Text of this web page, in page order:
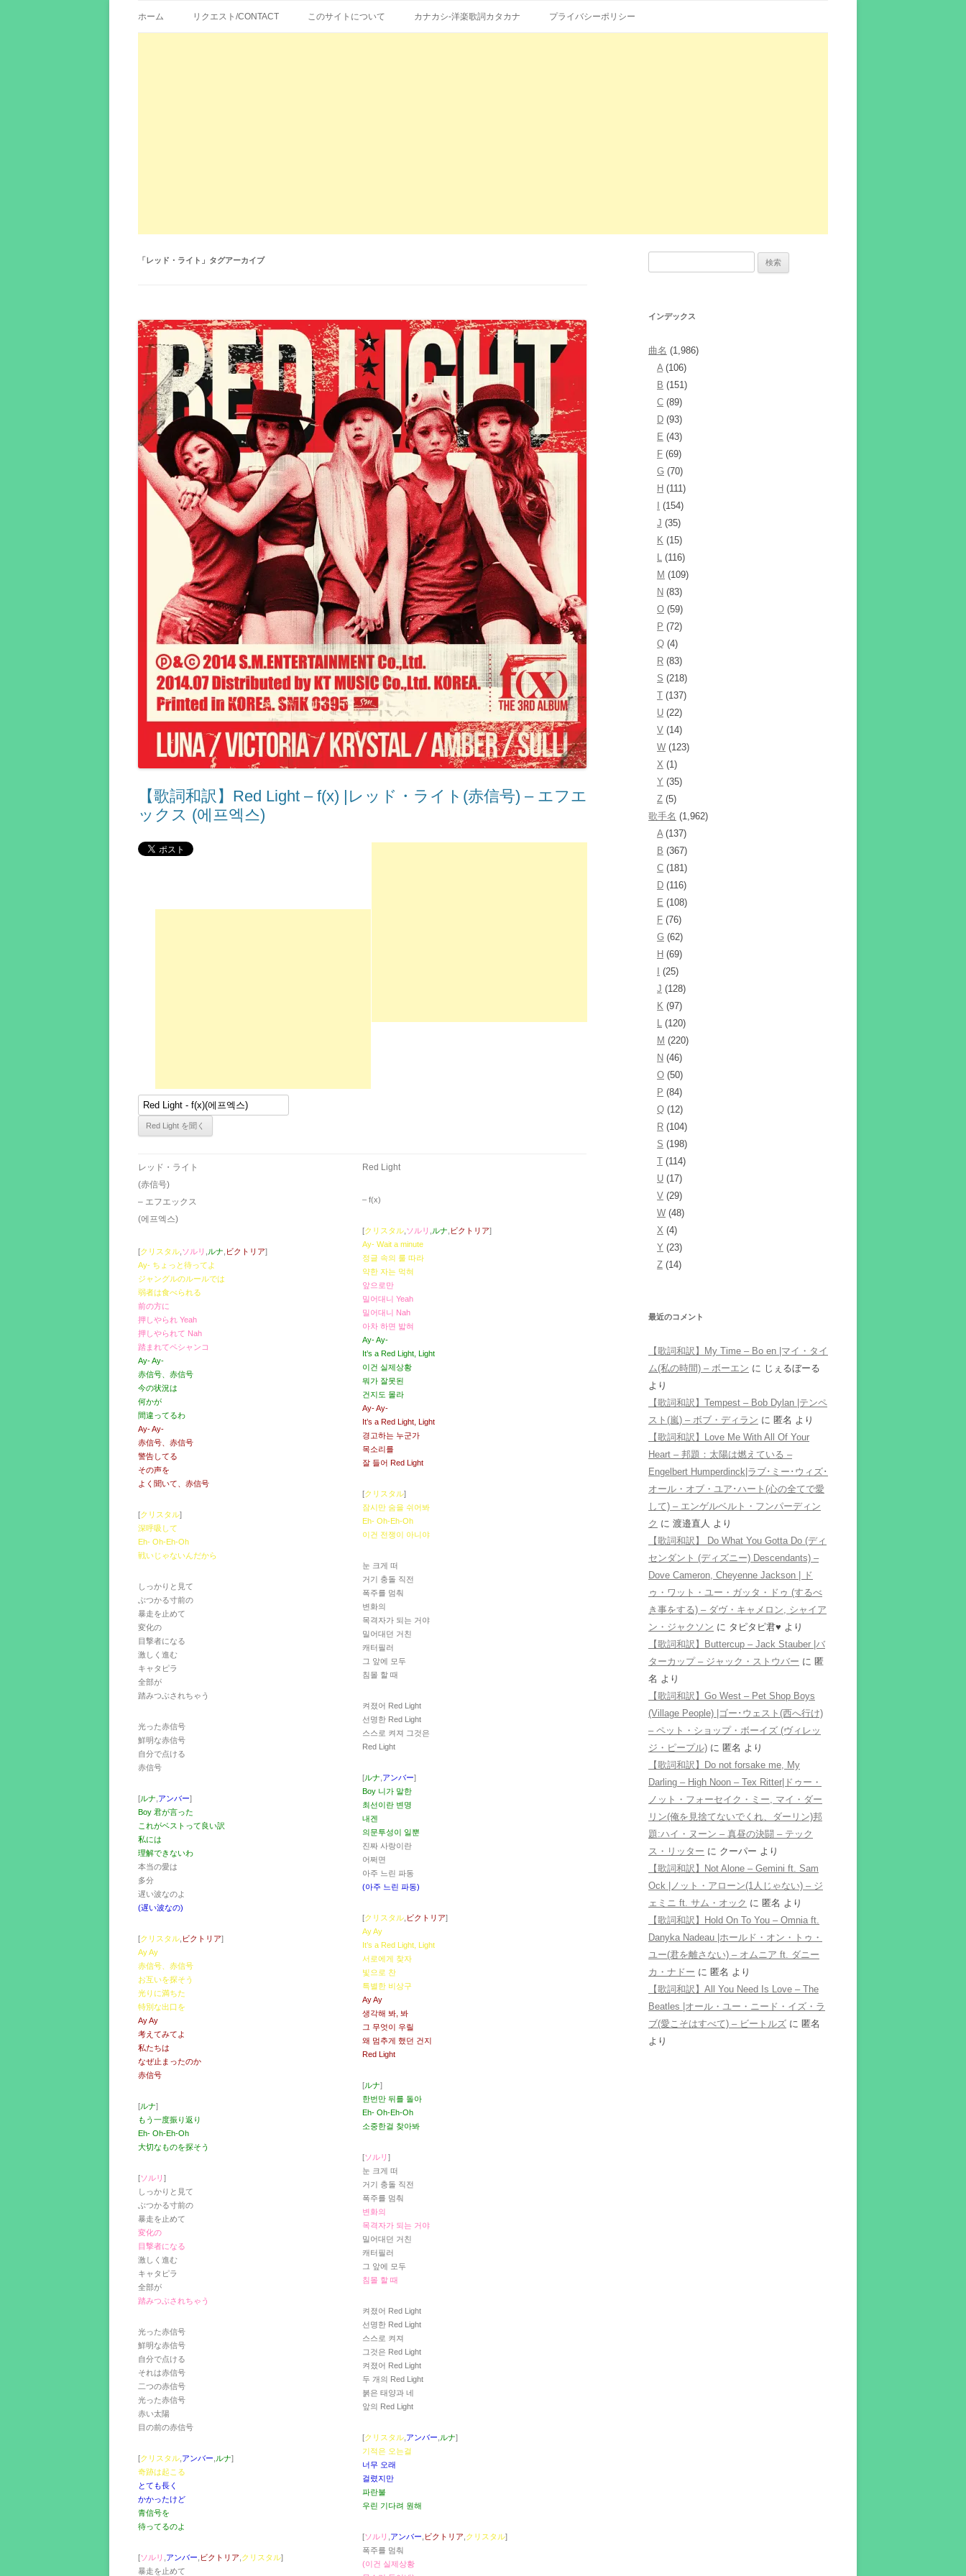
エイカシ | 洋楽歌詞の和訳、英語の意味、読み方
ン
ン
ホーム リクエスト/CONTACT このサイトについて カナカシ-洋楽歌詞カタカナ プライバシーポリシー
「レッド・ライト 」タグアーカイブ
【歌詞和訳】Red Light – ​f(x) |レッド・ライト(赤信号) – エフエ
ックス (에프엑스)
レッド・ライト
(赤信号)
– エフエックス
(에프엑스)
[クリスタル ソルリ ルナ ビクトリア]
Ay- ちょっと待ってよ
ジャングルのルールでは
弱者は食べられる
前の方に
押しやられ Yeah
押しやられて Nah
踏まれてペシャンコ
Ay- Ay-
赤信号、赤信号
今の状況は
何かが
間違ってるわ
Ay- Ay-
赤信号、赤信号
警告してる
その声を
よく聞いて、赤信号
[クリスタル]
深呼吸して
Eh- Oh-Eh-Oh
戦いじゃないんだから
しっかりと見て
ぶつかる寸前の
暴走を止めて
変化の
目撃者になる
激しく進む
キャタピラ
全部が
踏みつぶされちゃう
光った赤信号
鮮明な赤信号
自分で点ける
赤信号
[ルナ アンバー]
Boy 君が言った
これがベストって良い訳
私には
理解できないわ
本当の愛は
多分
遅い波なのよ
(遅い波なの)
[クリスタル ビクトリア]
Ay Ay
赤信号、赤信号
お互いを探そう
光りに満ちた
特別な出口を
Ay Ay
考えてみてよ
私たちは
なぜ止まったのか
赤信号
[ルナ]
もう一度振り返り
Eh- Oh-Eh-Oh
大切なものを探そう
[ソルリ ]
しっかりと見て
ぶつかる寸前の
暴走を止めて
変化の
目撃者になる
激しく進む
キャタピラ
全部が
踏みつぶされちゃう
光った赤信号
鮮明な赤信号
自分で点ける
それは赤信号
二つの赤信号
光った赤信号
赤い太陽
目の前の赤信号
[クリスタル アンバー ルナ]
奇跡は起こる
とても長く
かかったけど
青信号を
待ってるのよ
[ソルリ アンバー ビクトリア クリスタル]
暴走を止めて
Red Light
– ​f(x)
[クリスタル ソルリ ルナ ビクトリア]
Ay- Wait a minute
정글 속의 룰 따라
약한 자는 먹혀
앞으로만
밀어대니 Yeah
밀어대니 Nah
아차 하면 밟혀
Ay- Ay-
It’s a Red Light, Light
이건 실제상황
뭐가 잘못된
건지도 몰라
Ay- Ay-
It’s a Red Light, Light
경고하는 누군가
목소리를
잘 들어 Red Light
[クリスタル]
잠시만 숨을 쉬어봐
Eh- Oh-Eh-Oh
이건 전쟁이 아니야
눈 크게 떠
거기 충돌 직전
폭주를 멈춰
변화의
목격자가 되는 거야
밀어대던 거친
캐터필러
그 앞에 모두
침몰 할 때
켜졌어 Red Light
선명한 Red Light
스스로 켜져 그것은
Red Light
[ルナ アンバー]
Boy 니가 말한
최선이란 변명
내겐
의문투성이 일뿐
진짜 사랑이란
어쩌면
아주 느린 파동
(아주 느린 파동)
[クリスタル ビクトリア]
Ay Ay
It’s a Red Light, Light
서로에게 찾자
빛으로 찬
특별한 비상구
Ay Ay
생각해 봐, 봐
그 무엇이 우릴
왜 멈추게 했던 건지
Red Light
[ルナ]
한번만 뒤를 돌아
Eh- Oh-Eh-Oh
소중한걸 찾아봐
[ソルリ ]
눈 크게 떠
거기 충돌 직전
폭주를 멈춰
변화의
목격자가 되는 거야
밀어대던 거친
캐터필러
그 앞에 모두
침몰 할 때
켜졌어 Red Light
선명한 Red Light
스스로 켜져
그것은 Red Light
켜졌어 Red Light
두 개의 Red Light
붉은 태양과 네
앞의 Red Light
[クリスタル アンバー ルナ]
기적은 오는걸
너무 오래
걸렸지만
파란불
우린 기다려 원해
[ソルリ アンバー ビクトリア クリスタル]
폭주를 멈춰
(이건 실제상황
インデックス
曲名 (1,986)
A(106)
B (151)
C (89)
D (93)
E (43)
F (69)
G (70)
H (111)
(154)
J (35)
K (15)
L (116)
M (109)
N (83)
O (59)
P (72)
Q (4)
R (83)
S (218)
T (137)
U (22)
V (14)
W (123)
X (1)
Y (35)
Z (5)
歌手名 (1,962)
A(137)
B (367)
C (181)
D (116)
E (108)
F (76)
G (62)
H (69)
(25)
J (128)
K (97)
L (120)
M (220)
N (46)
O (50)
P (84)
Q (12)
R (104)
S (198)
T (114)
U (17)
V (29)
W (48)
X (4)
Y (23)
Z (14)
最近のコメント
【歌詞和訳】My Time – Bo en |マイ・タイ
ム(私の時間) – ボーエン に じぇるぼーる
より
【歌詞和訳】Tempest – Bob Dylan |テンペ
スト(嵐) – ボブ・ディラン に 匿名 より
【歌詞和訳】Love Me With All Of Your
Heart – 邦題：太陽は燃えている –
Engelbert Humperdinck|ラブ･ミー･ウィズ･
オール・オブ・ユア･ハート(心の全てで愛
して) – エンゲルベルト・フンパーディン
ク に 渡邉直人 より
【歌詞和訳】 Do What You Gotta Do (ディ
センダント (ディズニー) Descendants) –
Dove Cameron, Cheyenne Jackson | ド
ゥ・ワット・ユー・ガッタ・ドゥ (するべ
き事をする) – ダヴ・キャメロン, シャイア
ン・ジャクソン に タピタピ君♥️ より
【歌詞和訳】Buttercup – Jack Stauber |バ
ターカップ – ジャック・ストウバー に 匿
名 より
【歌詞和訳】Go West – Pet Shop Boys
(Village People) |ゴー･ウェスト(西へ行け)
– ペット・ショップ・ボーイズ (ヴィレッ
ジ・ピープル) に 匿名 より
【歌詞和訳】Do not forsake me, My
Darling – High Noon – Tex Ritter|ドゥー・
ノット・フォーセイク・ミー, マイ・ダー
リン(俺を見捨てないでくれ、ダーリン)邦
題:ハイ・ヌーン – 真昼の決闘 – テック
ス・リッター に クーパー より
【歌詞和訳】Not Alone – Gemini ft. Sam
Ock |ノット・アローン(1人じゃない) – ジ
ェミニ ft. サム・オック に 匿名 より
【歌詞和訳】Hold On To You – Omnia ft.
Danyka Nadeau |ホールド・オン・トゥ・
ユー(君を離さない) – オムニア ft. ダニー
カ・ナドー に 匿名 より
【歌詞和訳】All You Need Is Love – The
Beatles |オール・ユー・ニード・イズ・ラ
ブ(愛こそはすべて) – ビートルズ に 匿名
より